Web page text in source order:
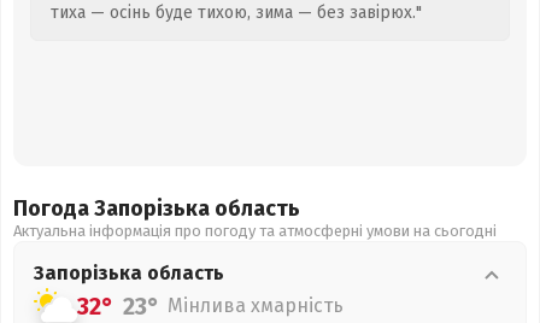
тиха — осінь буде тихою, зима — без завірюх."
Погода Запорізька область
Актуальна інформація про погоду та атмосферні умови на сьогодні
Запорізька область
32° 23° Мінлива хмарність